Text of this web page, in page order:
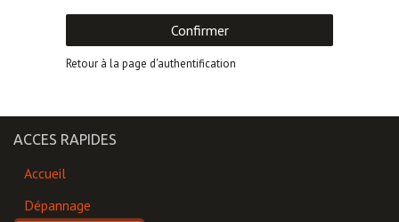
Confirmer
Retour à la page d'authentification
ACCES RAPIDES
Accueil
Dépannage